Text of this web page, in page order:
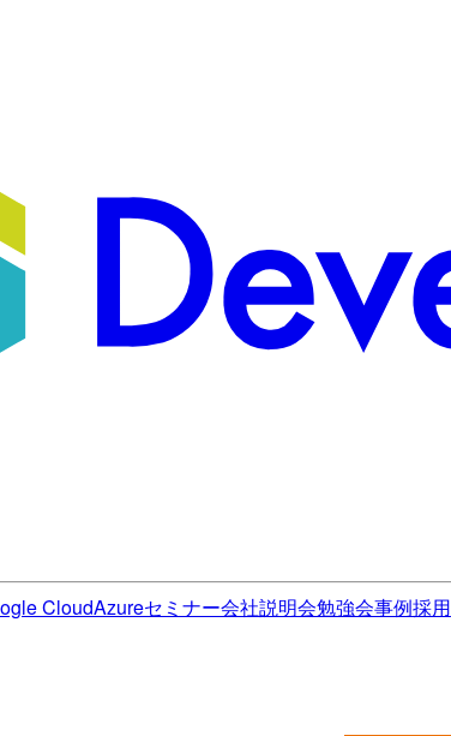
CloudAzureセミナー会社説明会勉強会事例採用